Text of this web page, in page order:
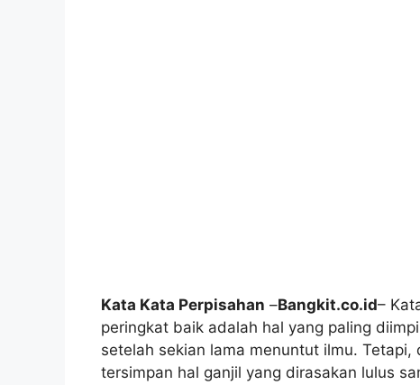
Kata Kata Perpisahan –Bangkit.co.id–
peringkat baik adalah hal yang paling
setelah sekian lama menuntut ilmu.
tersimpan hal ganjil yang dirasakan lulus